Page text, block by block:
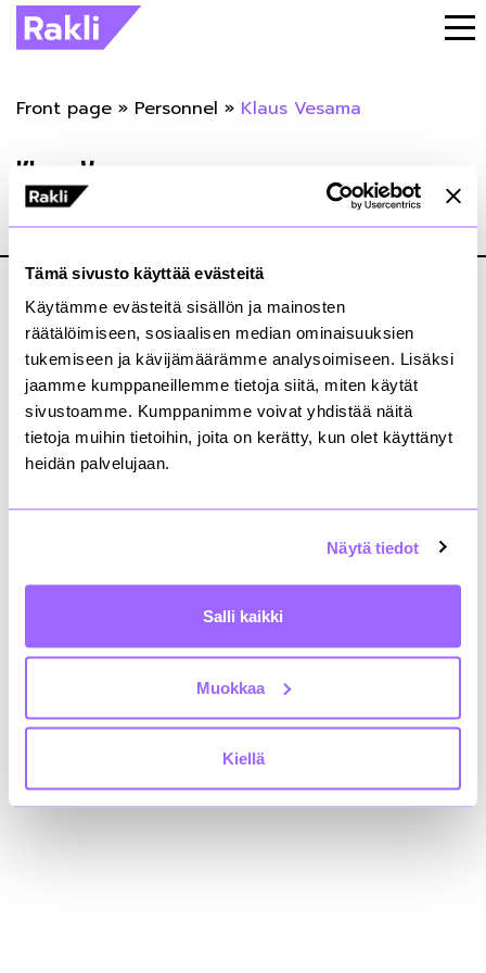
Tämä sivusto käyttää evästeitä
Käytämme evästeitä sisällön ja mainosten
räätälöimiseen, sosiaalisen median ominaisuuksien
tukemiseen ja kävijämäärämme analysoimiseen. Lisäksi
jaamme kumppaneillemme tietoja siitä, miten käytät
sivustoamme. Kumppanimme voivat yhdistää näitä
tietoja muihin tietoihin, joita on kerätty, kun olet käyttänyt
heidän palvelujaan.
Näytä tiedot
Salli kaikki
Muokkaa
Kiellä
Front page » Personnel » Klaus Vesama
Klaus Vesama
Kiinteistönomistajat ja rakennuttajat Rakli ry
Annankatu 24, 2. krs
00100 Helsinki
+358 9 4767 5711
rakli@rakli.fi
Finnish Property Owners Rakli data protection